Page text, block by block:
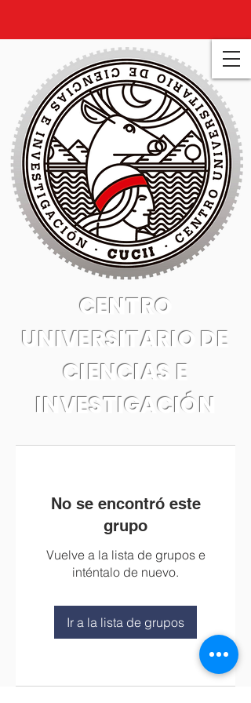
CENTRO
UNIVERSITARIO DE
CIENCIAS E
INVESTIGACIÓN
No se encontró este
grupo
Vuelve a la lista de grupos e
inténtalo de nuevo.
Ir a la lista de grupos